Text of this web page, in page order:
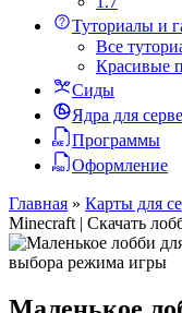
Туториалы и
Все
Красивые
Сиды
Ядра для
Программы
Оформление
Главная » Карты для
Minecraft | Скачать